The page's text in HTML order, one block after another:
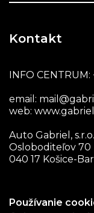
Kontakt
INFO CENTRUM:
email:
web:
Auto Gabriel,
Osloboditeľov 70
040 17 Košice-
Používanie